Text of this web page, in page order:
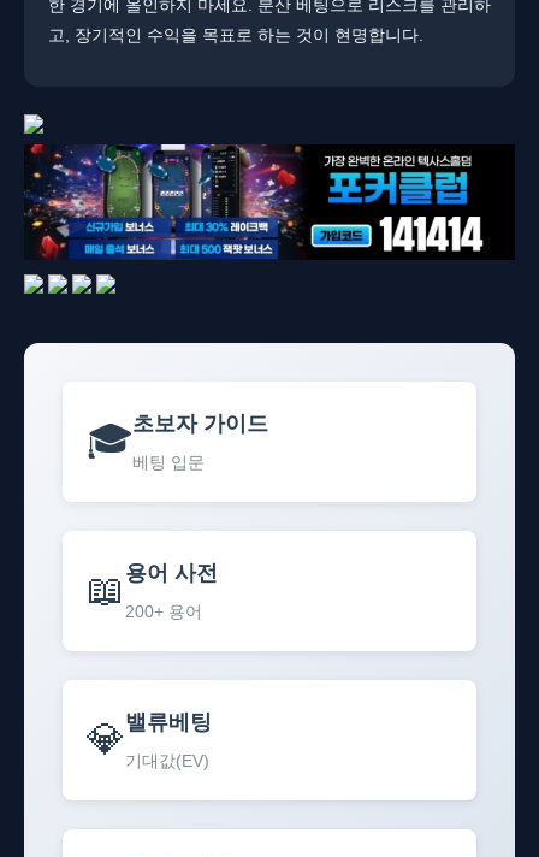
한 경기에 올인하지 마세요. ​분산 베팅으로 리스크를 관리하
고, 장기적인 수익을 목표로 하는 것이 현명합니다.
🎓초보자 가이드
베팅 입문
📖 용어 사전
200+ 용어
💎밸류베팅
기대값(EV)